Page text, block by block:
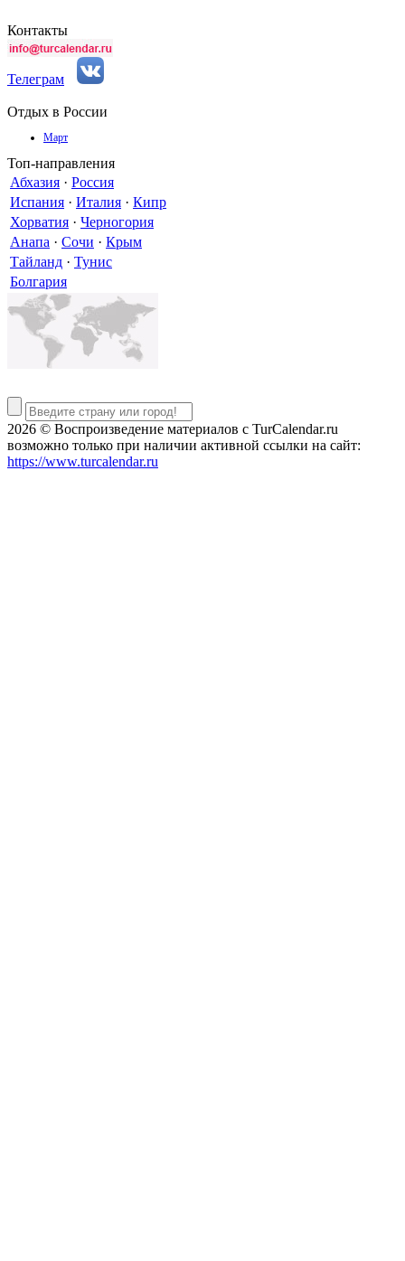
Контакты
Телеграм
Отдых в России
Март
Топ-направления
Абхазия · Россия
Испания · Италия · Кипр
Хорватия · Черногория
Анапа · Сочи · Крым
Тайланд · Тунис
Болгария
2026 © Воспроизведение материалов c TurCalendar.ru
возможно только при наличии активной ссылки на сайт:
https://www.turcalendar.ru